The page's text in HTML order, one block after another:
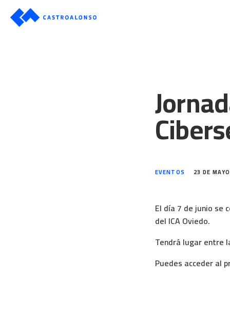
EVENTOS 23 DE
El día 7 de junio se
del ICA Oviedo.
Tendrá lugar entre
Puedes acceder al